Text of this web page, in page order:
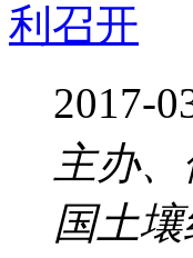
利召开
2017-
主办
国土